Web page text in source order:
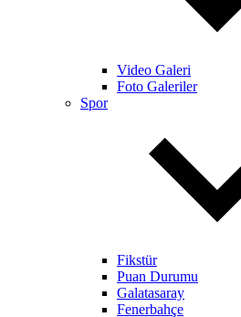
Video Galeri
Foto Galeriler
Spor
Fikstür
Puan Durumu
Galatasaray
Fenerbahçe